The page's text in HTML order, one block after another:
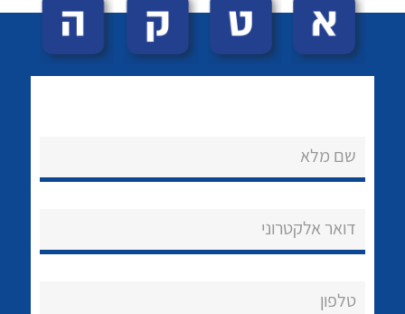
הצוות שלנו
שם מלא
דואר אלקטרוני
טלפון